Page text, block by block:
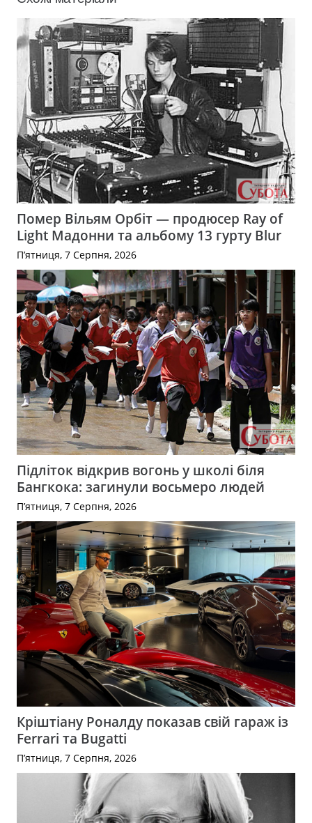
Помер Вільям Орбіт — продюсер Ray of
Light Мадонни та альбому 13 гурту Blur
П’ятниця, 7 Серпня, 2026
Підліток відкрив вогонь у школі біля
Бангкока: загинули восьмеро людей
П’ятниця, 7 Серпня, 2026
Кріштіану Роналду показав свій гараж із
Ferrari та Bugatti
П’ятниця, 7 Серпня, 2026